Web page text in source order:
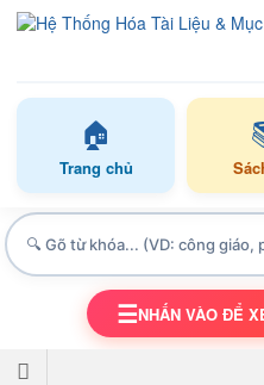
🏠
Trang chủ
☰NHẤN VÀO ĐỂ